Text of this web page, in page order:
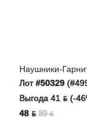
Наушники-
Лот#50329
Выгода 41 ƃ (-
48 ƃ 89 ƃ